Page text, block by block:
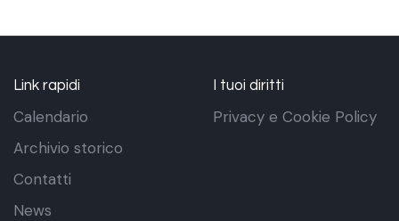
Link rapidi
Calendario
Archivio storico
Contatti
News
I tuoi diritti
Privacy e Cookie Policy